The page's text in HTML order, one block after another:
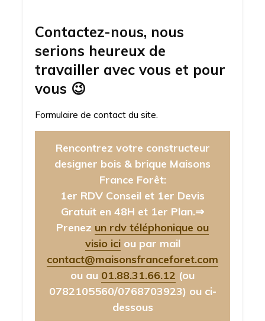
Contactez-nous, nous
serions heureux de
travailler avec vous et pour
vous 😉
Formulaire de contact du site.
Rencontrez votre constructeur
designer bois & brique Maisons
France Forêt:
1er RDV Conseil et 1er Devis
Gratuit en 48H et 1er Plan.⇒
Prenez un rdv téléphonique ou
visio iciou par mail
contact@maisonsfranceforet.com
ou au 01.88.31.66.12 (ou
0782105560/0768703923) ou ci-
dessous